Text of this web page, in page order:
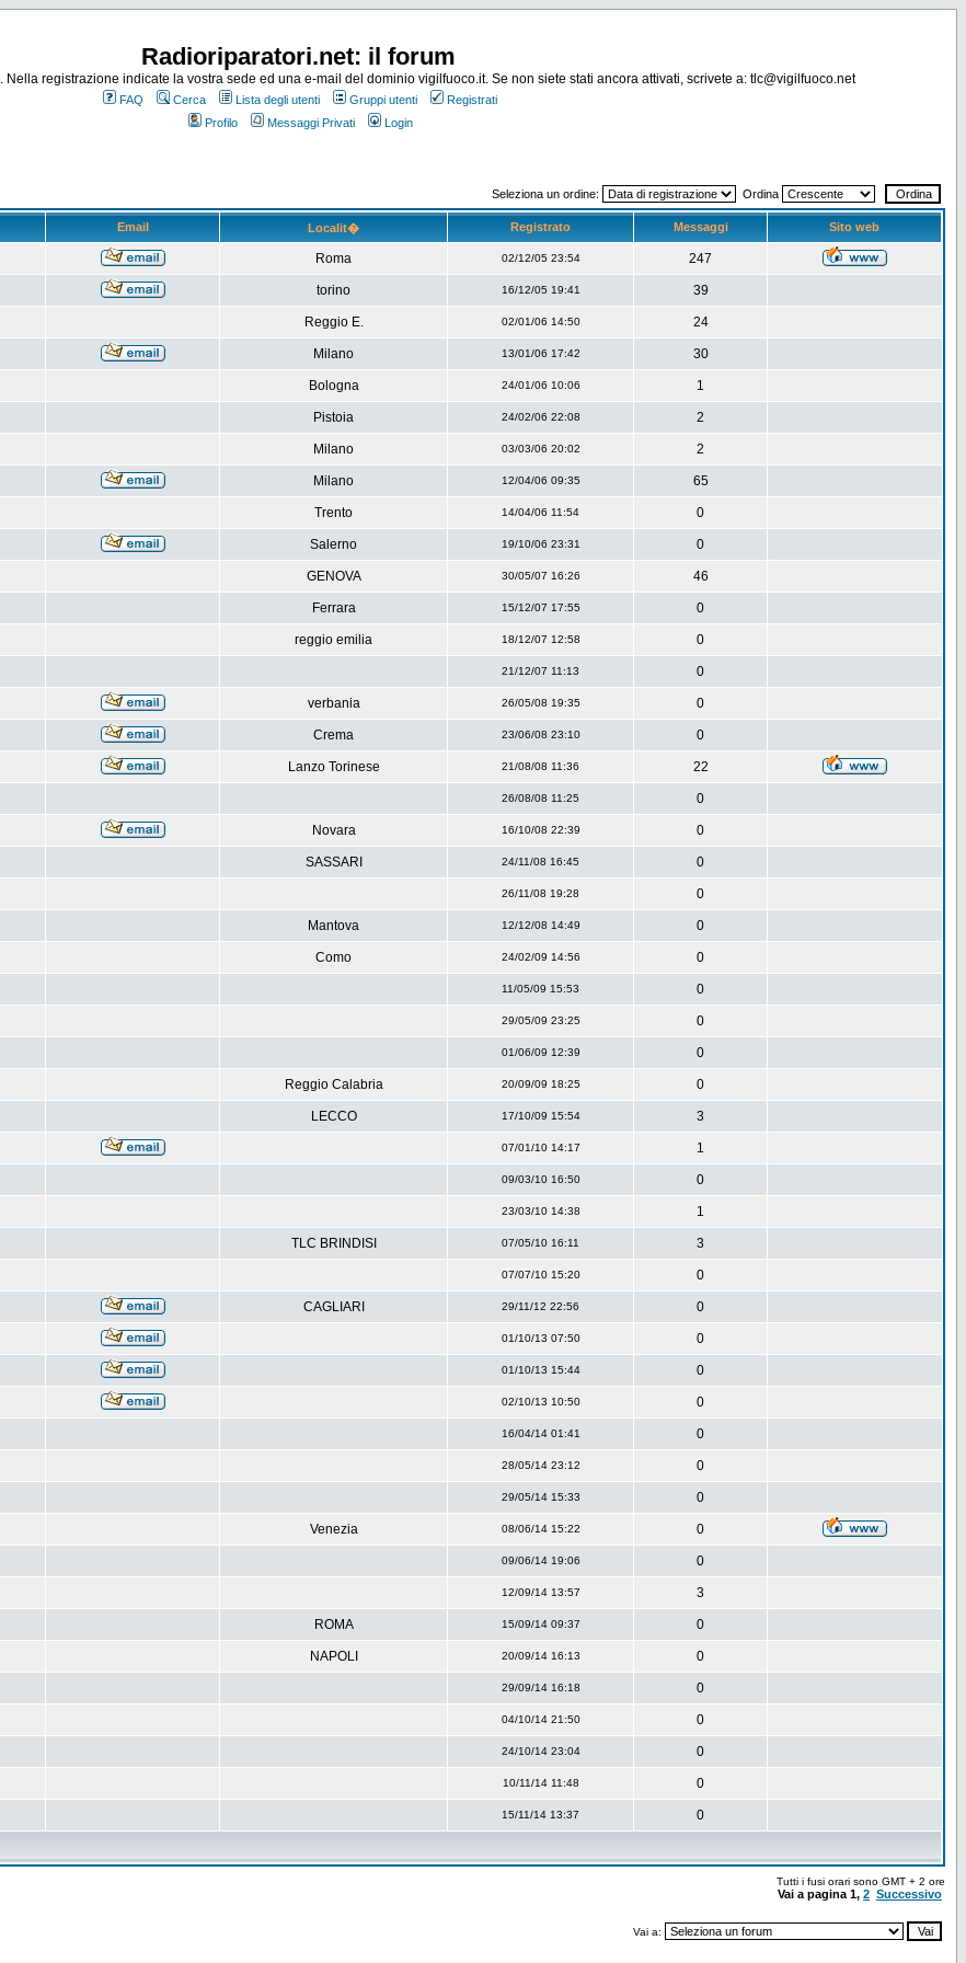
Radioriparatori.net: il forum
. Nella registrazione indicate la vostra sede ed una e-mail del dominio vigilfuoco.it. Se non siete stati ancora attivati, scrivete a: tlc@vigilfuoco.net
FAQ Cerca Lista degli utenti Gruppi utenti
Registrati
Profilo
Messaggi Privati Login
Seleziona un ordine: Ordina
Email Localit� Registrato Messaggi Sito web
Roma 02/12/05 23:54 247
torino 16/12/05 19:41 39
Reggio E. 02/01/06 14:50 24
Milano 13/01/06 17:42 30
Bologna 24/01/06 10:06 1
Pistoia 24/02/06 22:08 2
Milano 03/03/06 20:02 2
Milano 12/04/06 09:35 65
Trento 14/04/06 11:54 0
Salerno 19/10/06 23:31 0
GENOVA 30/05/07 16:26 46
Ferrara 15/12/07 17:55 0
reggio emilia 18/12/07 12:58 0
21/12/07 11:13 0
verbania 26/05/08 19:35 0
Crema 23/06/08 23:10 0
Lanzo Torinese 21/08/08 11:36 22
26/08/08 11:25 0
Novara 16/10/08 22:39 0
SASSARI 24/11/08 16:45 0
26/11/08 19:28 0
Mantova 12/12/08 14:49 0
Como 24/02/09 14:56 0
11/05/09 15:53 0
29/05/09 23:25 0
01/06/09 12:39 0
Reggio Calabria 20/09/09 18:25 0
LECCO 17/10/09 15:54 3
07/01/10 14:17 1
09/03/10 16:50 0
23/03/10 14:38 1
TLC BRINDISI 07/05/10 16:11 3
07/07/10 15:20 0
CAGLIARI 29/11/12 22:56 0
01/10/13 07:50 0
01/10/13 15:44 0
02/10/13 10:50 0
16/04/14 01:41 0
28/05/14 23:12 0
29/05/14 15:33 0
Venezia 08/06/14 15:22 0
09/06/14 19:06 0
12/09/14 13:57 3
ROMA 15/09/14 09:37 0
NAPOLI 20/09/14 16:13 0
29/09/14 16:18 0
04/10/14 21:50 0
24/10/14 23:04 0
10/11/14 11:48 0
15/11/14 13:37 0
Tutti i fusi orari sono GMT + 2 ore
Vai a pagina 1, 2 Successivo
Vai a: